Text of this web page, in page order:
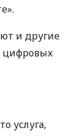
и другие
цифровых
услуга,